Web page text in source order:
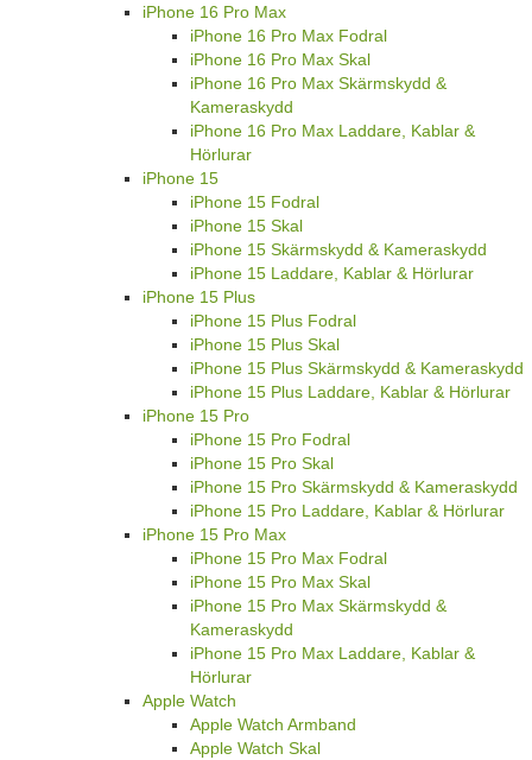
iPhone 16 Pro Max
iPhone 16 Pro Max Fodral
iPhone 16 Pro Max Skal
iPhone 16 Pro Max Skärmskydd &
Kameraskydd
iPhone 16 Pro Max Laddare, Kablar &
Hörlurar
iPhone 15
iPhone 15 Fodral
iPhone 15 Skal
iPhone 15 Skärmskydd & Kameraskydd
iPhone 15 Laddare, Kablar & Hörlurar
iPhone 15 Plus
iPhone 15 Plus Fodral
iPhone 15 Plus Skal
iPhone 15 Plus Skärmskydd & Kameraskydd
iPhone 15 Plus Laddare, Kablar & Hörlurar
iPhone 15 Pro
iPhone 15 Pro Fodral
iPhone 15 Pro Skal
iPhone 15 Pro Skärmskydd & Kameraskydd
iPhone 15 Pro Laddare, Kablar & Hörlurar
iPhone 15 Pro Max
iPhone 15 Pro Max Fodral
iPhone 15 Pro Max Skal
iPhone 15 Pro Max Skärmskydd &
Kameraskydd
iPhone 15 Pro Max Laddare, Kablar &
Hörlurar
Apple Watch
Apple Watch Armband
Apple Watch Skal